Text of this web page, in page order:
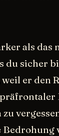
als das
du sicher
er den